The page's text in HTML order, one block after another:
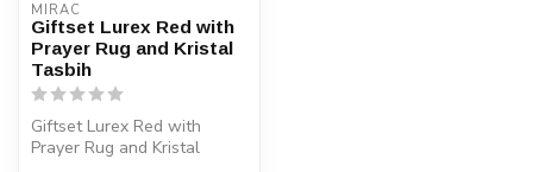
MIRAC
Giftset Lurex Red with
Prayer Rug and Kristal
Tasbih
Giftset Lurex Red with
Prayer Rug and Kristal